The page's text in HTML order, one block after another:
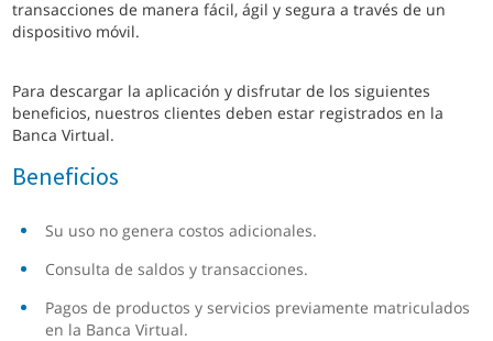
transacciones de manera fácil, ágil y segura a través de un
dispositivo móvil.
Para descargar la aplicación y disfrutar de los siguientes
beneficios, nuestros clientes deben estar registrados en la
Banca Virtual.
Beneficios
Su uso no genera costos adicionales.
Consulta de saldos y transacciones.
Pagos de productos y servicios previamente matriculados
en la Banca Virtual.